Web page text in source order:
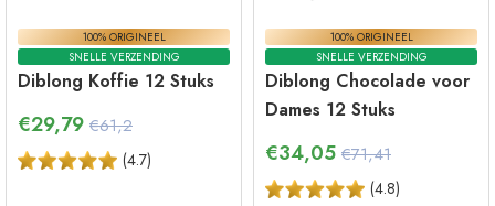
100% ORIGINEEL
SNELLE VERZENDING
Diblong Koffie 12 Stuks
€29,79 €61,2
(4.7)
100% ORIGINEEL
SNELLE VERZENDING
Diblong Chocolade voor
Dames 12 Stuks
€34,05 €71,41
(4.8)